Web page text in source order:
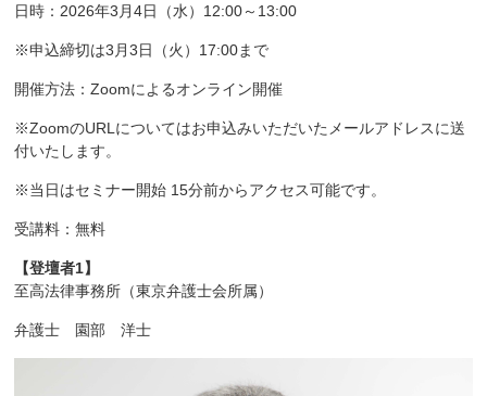
日時：2026年3月4日（水）12:00～13:00
※申込締切は3月3日（火）17:00まで
開催方法：Zoomによるオンライン開催
※ZoomのURLについてはお申込みいただいたメールアドレスに送
付いたします。
※当日はセミナー開始 15分前からアクセス可能です。
受講料：無料
【登壇者1】
至高法律事務所（東京弁護士会所属）
弁護士 園部 洋士